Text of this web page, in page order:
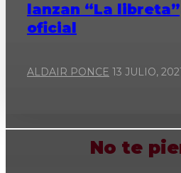
lanzan “La
oficial
ALDAIR PONCE 13 JULIO,
No te